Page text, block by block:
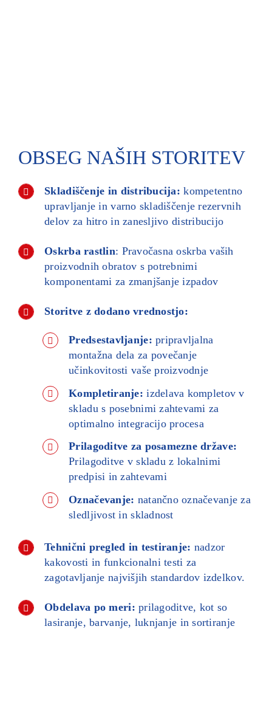
OBSEG NAŠIH STORITEV
Skladiščenje in distribucija: kompetentno
upravljanje in varno skladiščenje rezervnih
delov za hitro in zanesljivo distribucijo
Oskrba rastlin: Pravočasna oskrba vaših
proizvodnih obratov s potrebnimi
komponentami za zmanjšanje izpadov
Storitve z dodano vrednostjo:
Predsestavljanje: pripravljalna
montažna dela za povečanje
učinkovitosti vaše proizvodnje
Kompletiranje: izdelava kompletov v
skladu s posebnimi zahtevami za
optimalno integracijo procesa
Prilagoditve za posamezne države:
Prilagoditve v skladu z lokalnimi
predpisi in zahtevami
Označevanje: natančno označevanje za
sledljivost in skladnost
Tehnični pregled in testiranje: nadzor
kakovosti in funkcionalni testi za
zagotavljanje najvišjih standardov izdelkov.
Obdelava po meri: prilagoditve, kot so
lasiranje, barvanje, luknjanje in sortiranje